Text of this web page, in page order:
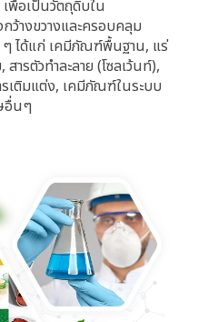
พื่อเป็นวัตถุดิบใน
ว้างขวางและครอบคลุม
ได้แก่ เคมีภัณฑ์พื้นฐาน, แร่
รตัวทำละลาย (โซลเว้นท์),
เติมแต่ง, เคมีภัณฑ์ในระบบ
อื่นๆ